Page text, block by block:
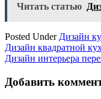
Читать статью
Posted Under Дизайн
Навигация
по
записям
Дизайн квадратной
Дизайн интерьера
Добавить